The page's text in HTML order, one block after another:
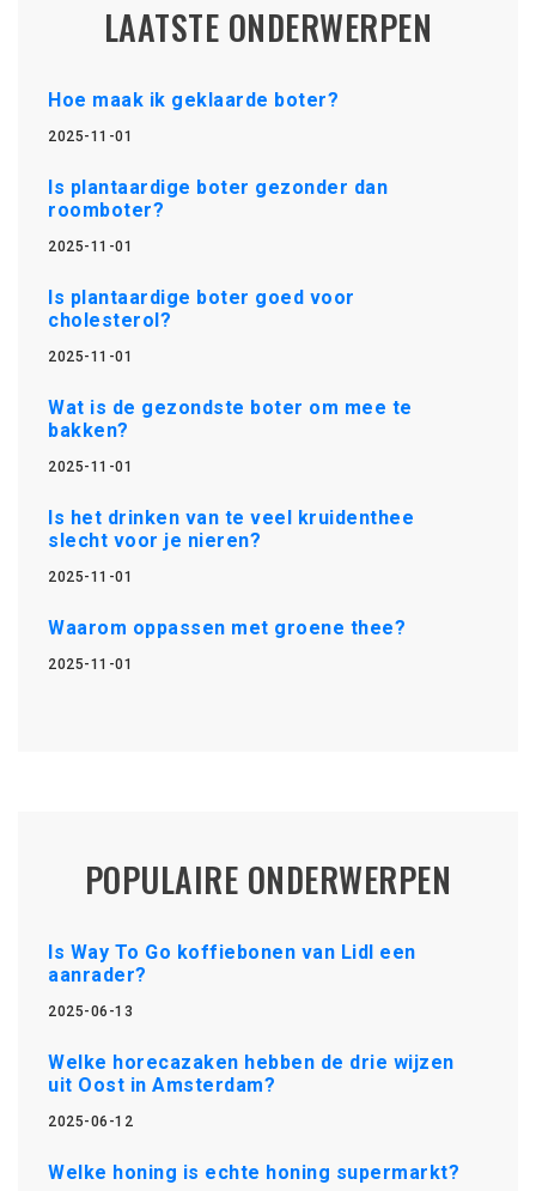
LAATSTE ONDERWERPEN
Hoe maak ik geklaarde boter?
2025-11-01
Is plantaardige boter gezonder dan
roomboter?
2025-11-01
Is plantaardige boter goed voor
cholesterol?
2025-11-01
Wat is de gezondste boter om mee te
bakken?
2025-11-01
Is het drinken van te veel kruidenthee
slecht voor je nieren?
2025-11-01
Waarom oppassen met groene thee?
2025-11-01
POPULAIRE ONDERWERPEN
Is Way To Go koffiebonen van Lidl een
aanrader?
2025-06-13
Welke horecazaken hebben de drie wijzen
uit Oost in Amsterdam?
2025-06-12
Welke honing is echte honing supermarkt?